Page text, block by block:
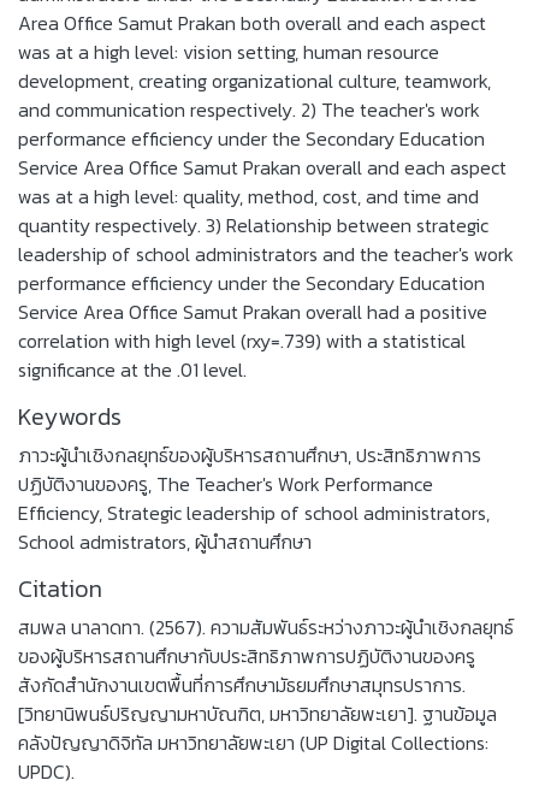
Area Office Samut Prakan both overall and each aspect
was at a high level: vision setting, human resource
development, creating organizational culture, teamwork,
and communication respectively. 2) The teacher's work
performance efficiency under the Secondary Education
Service Area Office Samut Prakan overall and each aspect
was at a high level: quality, method, cost, and time and
quantity respectively. 3) Relationship between strategic
leadership of school administrators and the teacher's work
performance efficiency under the Secondary Education
Service Area Office Samut Prakan overall had a positive
correlation with high level (rxy=.739) with a statistical
significance at the .01 level.
Keywords
ภาวะผู้นำเชิงกลยุทธ์ของผู้บริหารสถานศึกษา,ประสิทธิภาพการ
ปฏิบัติงานของครู, The Teacher's Work Performance
Efficiency,Strategic leadership of school administrators,
School admistrators,ผู้นำสถานศึกษา
Citation
สมพล นาลาดทา. (2567). ความสัมพันธ์ระหว่างภาวะผู้นำเชิงกลยุทธ์
ของผู้บริหารสถานศึกษากับประสิทธิภาพการปฏิบัติงานของครู
สังกัดสำนักงานเขตพื้นที่การศึกษามัธยมศึกษาสมุทรปราการ.
[วิทยานิพนธ์ปริญญามหาบัณฑิต, มหาวิทยาลัยพะเยา]. ฐานข้อมูล
คลังปัญญาดิจิทัล มหาวิทยาลัยพะเยา (UP Digital Collections:
UPDC).